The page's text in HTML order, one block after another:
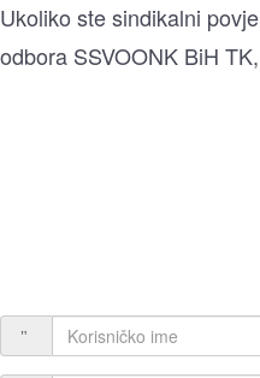
Ukoliko ste sindikalni
odbora SSVOONK BiH